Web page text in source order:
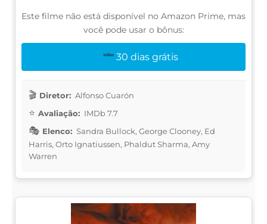
Este filme não está disponível no Amazon Prime, mas
você pode usar o bônus:
30 dias grátis
Diretor: Alfonso Cuarón
Avaliação: IMDb 7.7
Elenco: Sandra Bullock, George Clooney, Ed
Harris, Orto Ignatiussen, Phaldut Sharma, Amy
Warren